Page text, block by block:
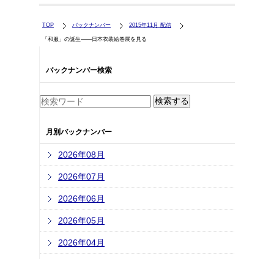
TOP バックナンバー 2015年11月 配信
「和服」の誕生――日本衣装絵巻展を見る
バックナンバー検索
月別バックナンバー
2026年08月
2026年07月
2026年06月
2026年05月
2026年04月